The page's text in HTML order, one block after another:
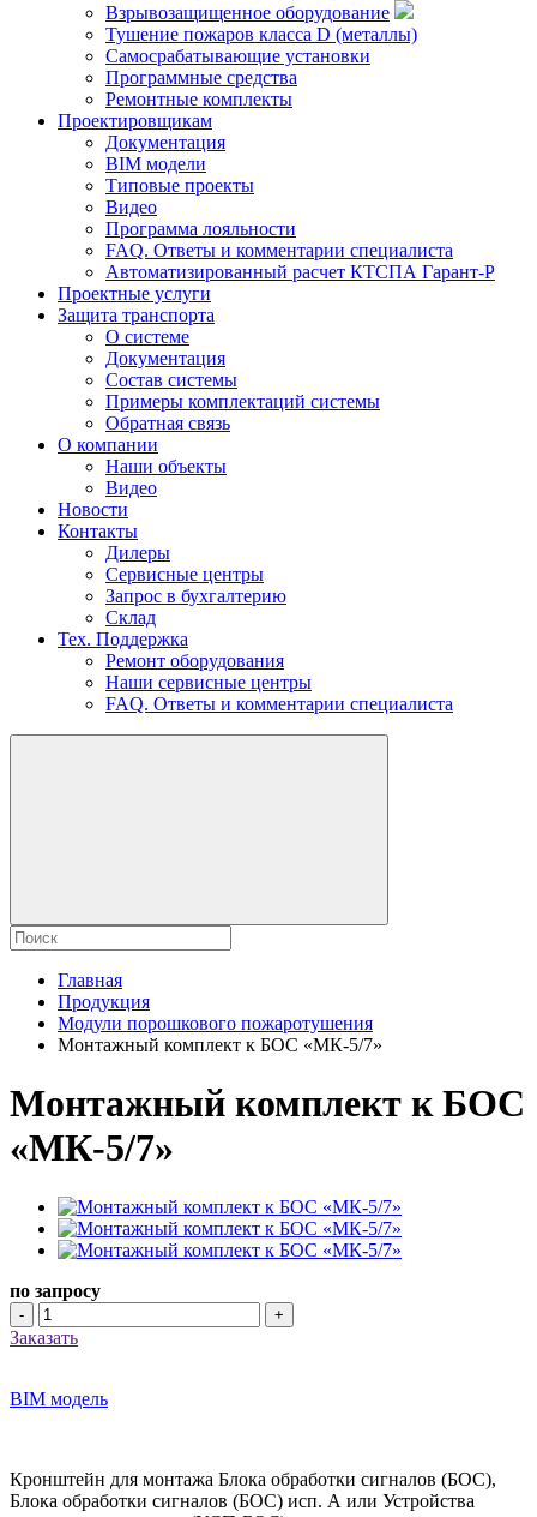
Взрывозащищенное оборудование
Тушение пожаров класса D (металлы)
Самосрабатывающие установки
Программные средства
Ремонтные комплекты
Проектировщикам
Документация
BIM модели
Типовые проекты
Видео
Программа лояльности
FAQ. Ответы и комментарии специалиста
Автоматизированный расчет КТСПА Гарант-Р
Проектные услуги
Защита транспорта
О системе
Документация
Состав системы
Примеры комплектаций системы
Обратная связь
О компании
Наши объекты
Видео
Новости
Контакты
Дилеры
Сервисные центры
Запрос в бухгалтерию
Склад
Тех. Поддержка
Ремонт оборудования
Наши сервисные центры
FAQ. Ответы и комментарии специалиста
Главная
Продукция
Модули порошкового пожаротушения
Монтажный комплект к БОС «МК-5/7»
Монтажный комплект к БОС
«МК-5/7»
по запросу
- +
Заказать
BIM модель
Кронштейн для монтажа Блока обработки сигналов (БОС),
Блока обработки сигналов (БОС) исп. А или Устройства